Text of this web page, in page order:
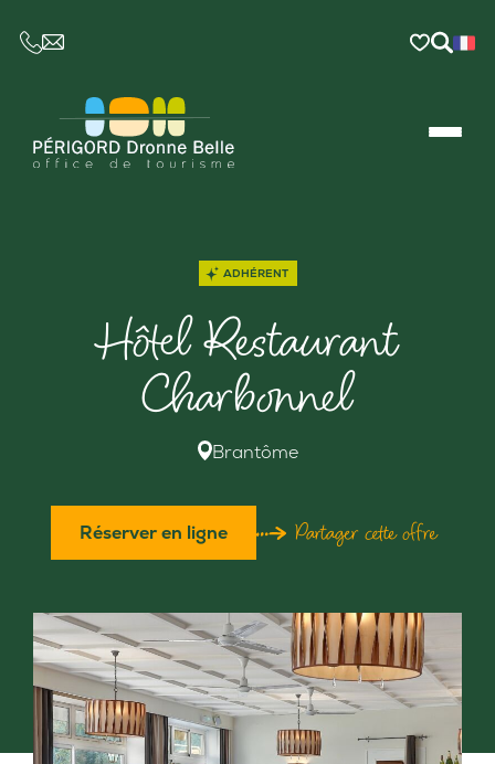
CE LIEN OUVRIRA VOTRE LOGICIEL DE
ADHÉRENT
Hôtel Restaurant
Charbonnel
Brantôme
Réserver en ligne Partager cette offre